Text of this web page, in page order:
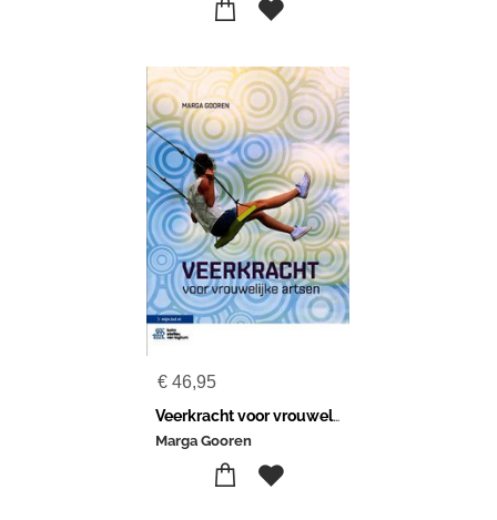
€ 46,95
Veerkracht voor vrouwelijke artsen
Marga Gooren